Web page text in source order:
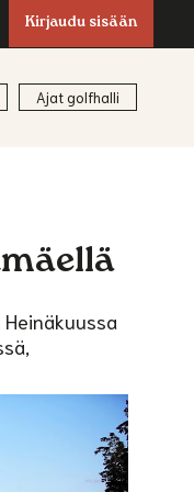
Kirjaudu sisään
Ajat golfhalli